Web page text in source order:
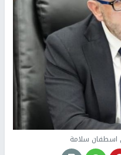
اسطفان سلامة